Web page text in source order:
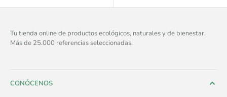
Tu tienda online de productos ecológicos, naturales y de bienestar.
Más de 25.000 referencias seleccionadas.
CONÓCENOS